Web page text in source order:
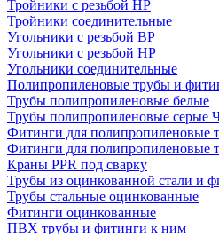
Тройники с резьбой НР
Тройники соединительные
Угольники с резьбой ВР
Угольники с резьбой НР
Угольники соединительные
Полипропиленовые трубы и
Трубы полипропиленовые белые
Трубы полипропиленовые серые
Фитинги для полипропиленовые
Фитинги для полипропиленовые
Краны PPR под сварку
Трубы из оцинкованной стали и
Трубы стальные оцинкованные
Фитинги оцинкованные
ПВХ трубы и фитинги к ним